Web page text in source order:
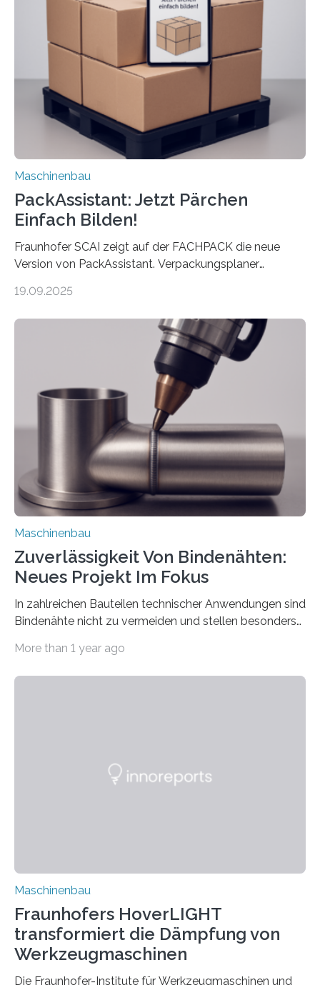
umzurüsten ist ein Job für echte Profis. Eine solche
Maschine faltet in Druckereien Broschüren, Prospekte,
Landkarten und vieles mehr – mehrere Zehntausend
Exemplare pro Stunde. Je nach Maschinentyp und
Auftrag kann das Umrüsten…
Maschinenbau
PackAssistant: Jetzt Pärchen
Einfach Bilden!
Fraunhofer SCAI zeigt auf der FACHPACK die neue
Version von PackAssistant. Verpackungsplaner
Automobil, Maschinenbau und in der Zulieferindustrie.
Teile als eine Einheit verpacken. Die Anordnung kann
der Benutzer vorgeben und erhält so mehr Kontrolle
über die Positionierung der Bauteile. Die ebenfalls neue
Automatisierungsschnittstelle dient dazu, die Software
besser in spezifische Unternehmensprozesse
einzubinden. Sankt Augustin – Zur Messe FACHPACK
vom 23. bis 25. September in Nürnberg…
19.09.2025
Maschinenbau
Zuverlässigkeit Von Bindenähten:
Neues Projekt Im Fokus
In zahlreichen Bauteilen technischer Anwendungen sind
Bindenähte nicht zu vermeiden und stellen besonders
Matrixmaterials eine große Herausforderung dar.
Durch den verstärkten Einsatz von Rezyklaten
More than 1 year ago
Maschinenbau
Fraunhofers HoverLIGHT
transformiert die Dämpfung von
Werkzeugmaschinen
Die Fraunhofer-Institute für Werkzeugmaschinen und